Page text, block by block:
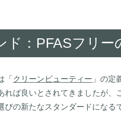
ド：PFASフリー
「 クリーンビューティー 」の定
ば良いとされてきましたが、
の新たなスタンダードになる